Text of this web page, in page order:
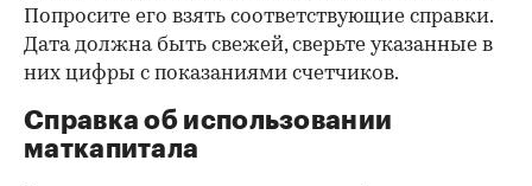
Попросите его взять соответствующие справки.
Дата должна быть свежей, сверьте указанные в
них цифры с показаниями счетчиков.
Справка об использовании
маткапитала